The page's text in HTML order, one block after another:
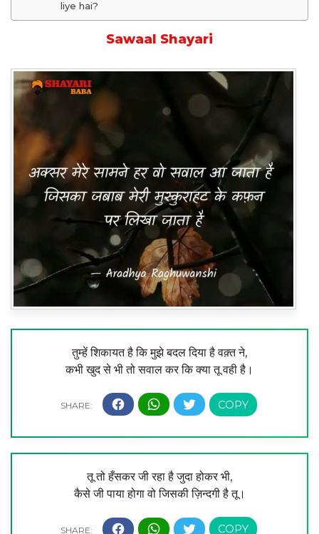
liye hai?
Sawaal Shayari
तुम्हें शिकायत है कि मुझे बदल दिया है वक़्त ने,
कभी खुद से भी तो सवाल कर कि क्या तू वही है।
तू तो हँसकर जी रहा है जुदा होकर भी,
कैसे जी पाया होगा वो जिसकी ज़िन्दगी है तू।